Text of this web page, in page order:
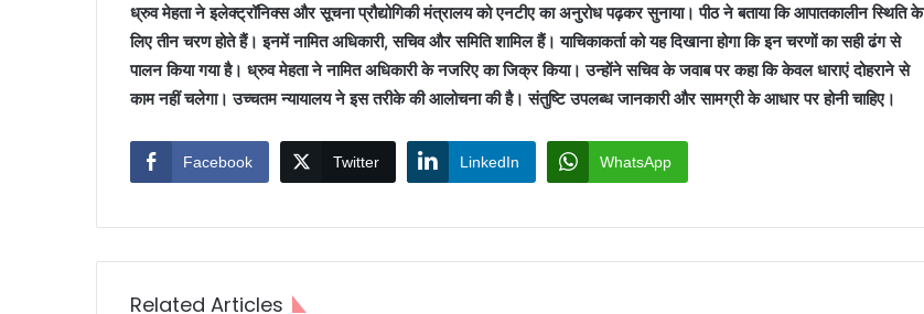
ध्रुव मेहता ने इलेक्ट्रॉनिक्स और सूचना प्रौद्योगिकी मंत्रालय को एनटीए का अनुरोध पढ़कर सुनाया। पीठ ने बताया कि आपातकालीन स्थिति के
लिए तीन चरण होते हैं। इनमें नामित अधिकारी, सचिव और समिति शामिल हैं। याचिकाकर्ता को यह दिखाना होगा कि इन चरणों का सही ढंग से
पालन किया गया है। ध्रुव मेहता ने नामित अधिकारी के नजरिए का जिक्र किया। उन्होंने सचिव के जवाब पर कहा कि केवल धाराएं दोहराने से
काम नहीं चलेगा। उच्चतम न्यायालय ने इस तरीके की आलोचना की है। संतुष्टि उपलब्ध जानकारी और सामग्री के आधार पर होनी चाहिए।
Facebook Twitter LinkedIn WhatsApp
Related Articles